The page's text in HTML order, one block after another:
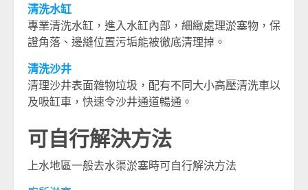
清洗水缸
專業清洗水缸，進入水缸內部，細緻處理淤塞物，保
證角落、邊縫位置污垢能被徹底清理掉。
清洗沙井
清理沙井表面雜物垃圾，配有不同大小高壓清洗車以
及吸缸車，快速令沙井通道暢通。
可自行解決方法
上水地區一般去水渠淤塞時可自行解決方法